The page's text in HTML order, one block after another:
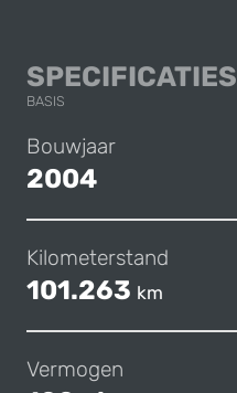
SPECIFICATIES
BASIS
Bouwjaar
2004
Kilometerstand
101.263 km
Vermogen